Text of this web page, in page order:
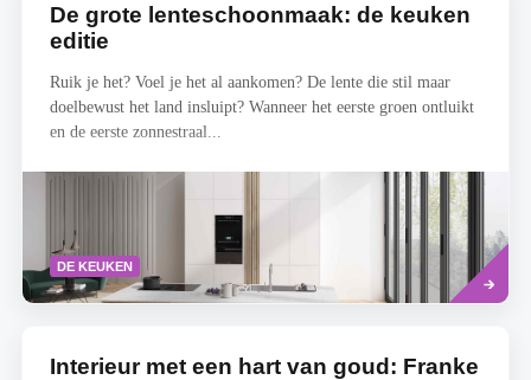
De grote lenteschoonmaak: de keuken
editie
Ruik je het? Voel je het al aankomen? De lente die stil maar
doelbewust het land insluipt? Wanneer het eerste groen ontluikt
en de eerste zonnestraal...
DE KEUKEN
Read
more
Interieur met een hart van goud: Franke